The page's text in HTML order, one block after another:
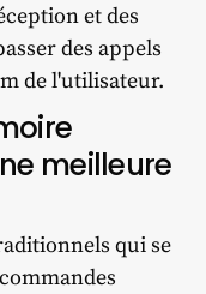
et des
des appels
de l'utilisateur.
meilleure
qui se